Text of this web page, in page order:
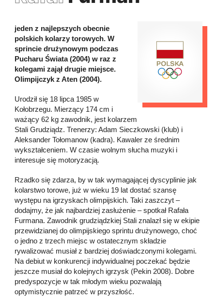
jeden z najlepszych obecnie
polskich kolarzy torowych. W
sprincie drużynowym podczas
Pucharu Świata (2004) w raz z
kolegami zajął drugie miejsce.
Olimpijczyk z Aten (2004).
Urodził się 18 lipca 1985 w
Kołobrzegu. Mierzący 174 cm i
ważący 62 kg zawodnik, jest kolarzem
Stali Grudziądz. Trenerzy: Adam Sieczkowski (klub) i
Aleksander Tołomanow (kadra). Kawaler ze średnim
wykształceniem. W czasie wolnym słucha muzyki i
interesuje się motoryzacją.
Rzadko się zdarza, by w tak wymagającej dyscyplinie jak
kolarstwo torowe, już w wieku 19 lat dostać szansę
występu na igrzyskach olimpijskich. Taki zaszczyt –
dodajmy, że jak najbardziej zasłużenie – spotkał Rafała
Furmana. Zawodnik grudziądzkiej Stali znalazł się w ekipie
przewidzianej do olimpijskiego sprintu drużynowego, choć
o jedno z trzech miejsc w ostatecznym składzie
rywalizować musiał z bardziej doświadczonymi kolegami.
Na debiut w konkurencji indywidualnej poczekać będzie
jeszcze musiał do kolejnych igrzysk (Pekin 2008). Dobre
predyspozycje w tak młodym wieku pozwalają
optymistycznie patrzeć w przyszłość.